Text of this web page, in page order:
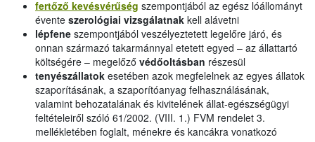
fertőző kevésvérűség szempontjából az egész lóállományt
évente szerológiai vizsgálatnak kell alávetni
lépfene szempontjából veszélyeztetett legelőre járó, és
onnan származó takarmánnyal etetett egyed – az állattartó
költségére – megelőző védőoltásban részesül
tenyészállatok esetében azok megfelelnek az egyes állatok
szaporításának, a szaporítóanyag felhasználásának,
valamint behozatalának és kivitelének állat-egészségügyi
feltételeiről szóló 61/2002. (VIII. 1.) FVM rendelet 3.
mellékletében foglalt, ménekre és kancákra vonatkozó